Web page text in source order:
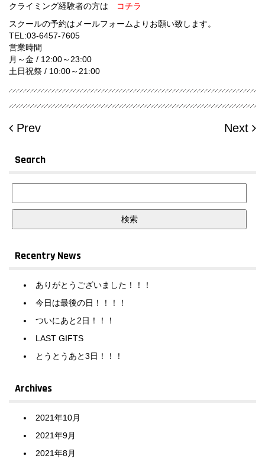
クライミング経験者の方は
コチラ
スクールの予約はメールフォームよりお願い致します。
TEL:03-6457-7605
営業時間
月～金 / 12:00～23:00
土日祝祭 / 10:00～21:00
Prev Next
Search
Recentry News
ありがとうございました！！！
今日は最後の日！！！！
ついにあと2日！！！
LAST GIFTS
とうとうあと3日！！！
Archives
2021年10月
2021年9月
2021年8月